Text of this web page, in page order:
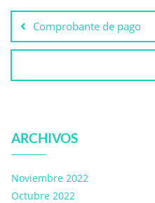
Comprobante de pago
ARCHIVOS
Noviembre 2022
Octubre 2022